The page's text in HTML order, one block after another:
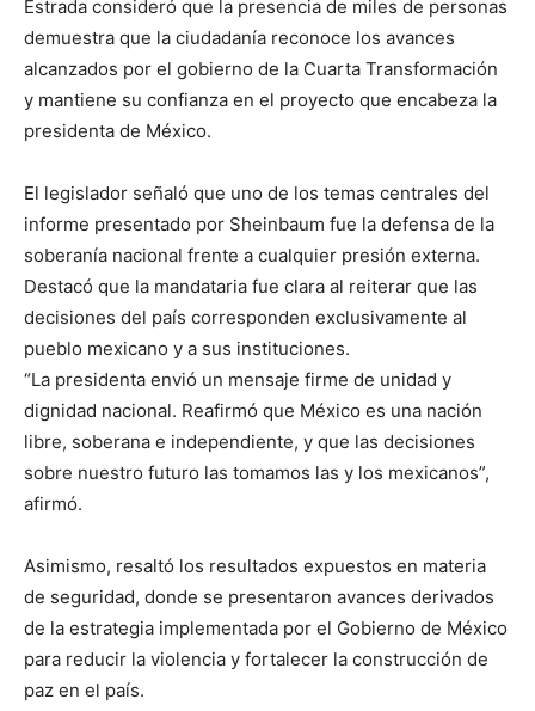
Estrada consideró que la presencia de miles de personas
demuestra que la ciudadanía reconoce los avances
alcanzados por el gobierno de la Cuarta Transformación
y mantiene su confianza en el proyecto que encabeza la
presidenta de México.
El legislador señaló que uno de los temas centrales del
informe presentado por Sheinbaum fue la defensa de la
soberanía nacional frente a cualquier presión externa.
Destacó que la mandataria fue clara al reiterar que las
decisiones del país corresponden exclusivamente al
pueblo mexicano y a sus instituciones.
“La presidenta envió un mensaje firme de unidad y
dignidad nacional. Reafirmó que México es una nación
libre, soberana e independiente, y que las decisiones
sobre nuestro futuro las tomamos las y los mexicanos”,
afirmó.
Asimismo, resaltó los resultados expuestos en materia
de seguridad, donde se presentaron avances derivados
de la estrategia implementada por el Gobierno de México
para reducir la violencia y fortalecer la construcción de
paz en el país.